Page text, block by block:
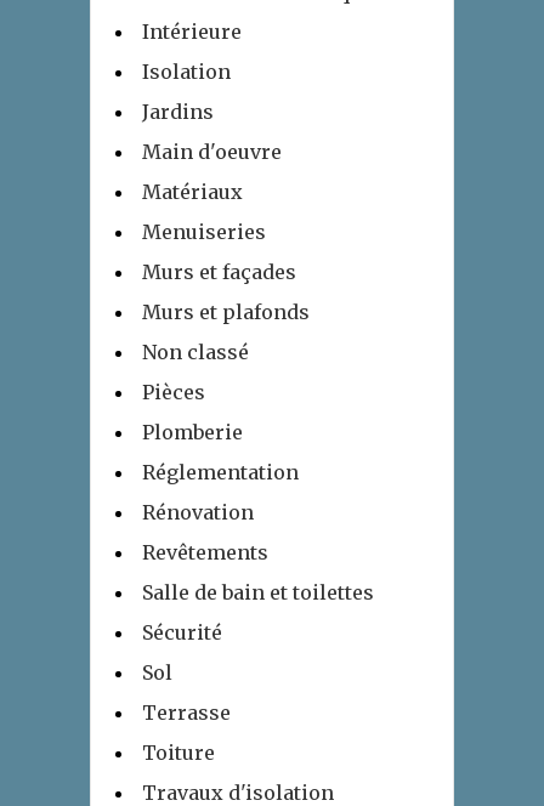
Intérieure
Isolation
Jardins
Main d'oeuvre
Matériaux
Menuiseries
Murs et façades
Murs et plafonds
Non classé
Pièces
Plomberie
Réglementation
Rénovation
Revêtements
Salle de bain et toilettes
Sécurité
Sol
Terrasse
Toiture
Travaux d'isolation